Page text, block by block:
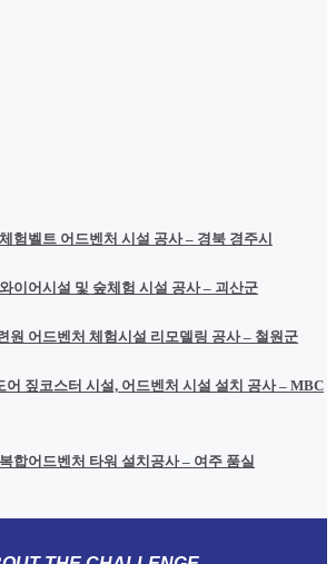
험벨트 어드벤처 시설 공사 – 경북 경주시
이어시설 및 숲체험 시설 공사 – 괴산군
원 어드벤처 체험시설 리모델링 공사 – 철원군
어 짚코스터 시설, 어드벤처 시설 설치 공사 – MBC
합어드벤처 타워 설치공사 – 여주 품실